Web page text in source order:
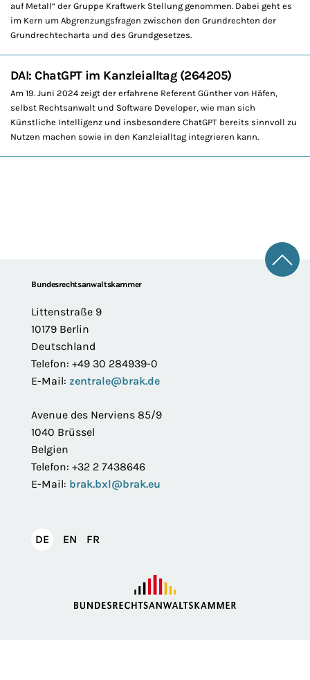
auf Metall“ der Gruppe Kraftwerk Stellung genommen. Dabei geht es
im Kern um Abgrenzungsfragen zwischen den Grundrechten der
Grundrechtecharta und des Grundgesetzes.
DAI: ChatGPT im Kanzleialltag (264205)
Am 19. Juni 2024 zeigt der erfahrene Referent Günther von Häfen,
selbst Rechtsanwalt und Software Developer, wie man sich
Künstliche Intelligenz und insbesondere ChatGPT bereits sinnvoll zu
Nutzen machen sowie in den Kanzleialltag integrieren kann.
FooterBundesrechtsanwaltskammer
Littenstraße 9
10179 Berlin
Deutschland
Telefon: +49 30 284939-0
E-Mail: zentrale@brak.de
Avenue des Nerviens 85/9
1040 Brüssel
Belgien
Telefon: +32 2 7438646
E-Mail: brak.bxl@brak.eu
DEDeutsch
EN English
FR